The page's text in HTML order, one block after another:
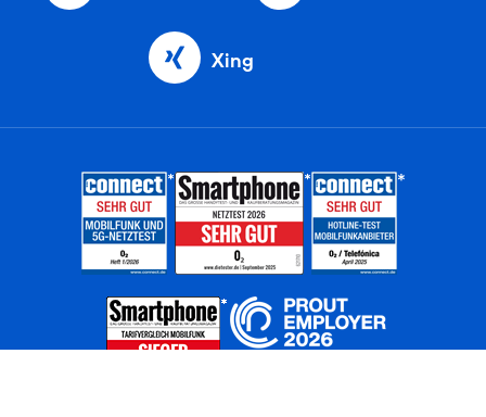
Xing